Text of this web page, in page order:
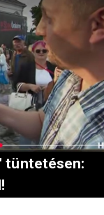
tüntetésen: